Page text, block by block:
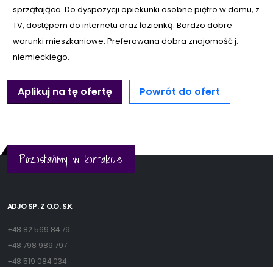
sprzątająca. Do dyspozycji opiekunki osobne piętro w domu, z
TV, dostępem do internetu oraz łazienką. Bardzo dobre
warunki mieszkaniowe. Preferowana dobra znajomość j.
niemieckiego.
Aplikuj na tę ofertę Powrót do ofert
Pozostańmy w kontakcie
ADJO SP. Z O.O. S.K
+48 82 569 84 79
+48 798 989 797
+48 519 084 034